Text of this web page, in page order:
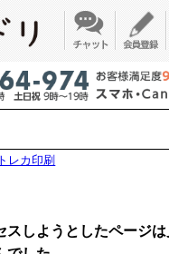
トレカ印刷
スしようとしたページは